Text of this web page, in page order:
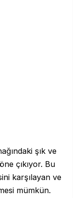
şık ve
çıkıyor. Bu
karşılayan ve
mümkün.